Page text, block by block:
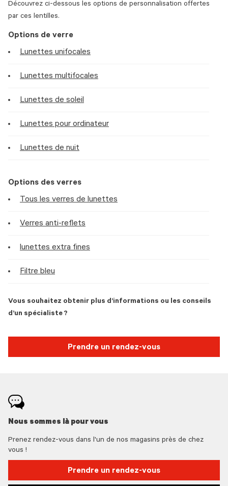
Découvrez ci-dessous les options de personnalisation offertes
par ces lentilles.
Options de verre
Lunettes unifocales
Lunettes multifocales
Lunettes de soleil
Lunettes pour ordinateur
Lunettes de nuit
Options des verres
Tous les verres de lunettes
Verres anti-reflets
lunettes extra fines
Filtre bleu
Vous souhaitez obtenir plus d’informations ou les conseils
d’un spécialiste ?
Prendre un rendez-vous
Nous sommes là pour vous
Prenez rendez-vous dans l'un de nos magasins près de chez
vous !
Prendre un rendez-vous